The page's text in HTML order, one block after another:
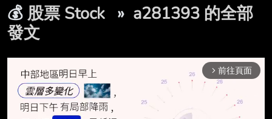
💰股票 Stock » a281393 的全部
發文
arrow_forward_ios 前往頁面